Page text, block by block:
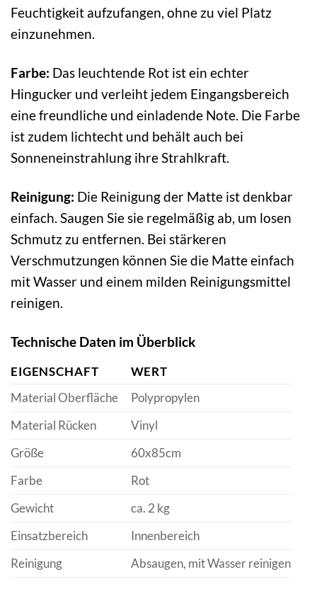
Feuchtigkeit aufzufangen, ohne zu viel Platz
einzunehmen.
Farbe: Das leuchtende Rot ist ein echter
Hingucker und verleiht jedem Eingangsbereich
eine freundliche und einladende Note. Die Farbe
ist zudem lichtecht und behält auch bei
Sonneneinstrahlung ihre Strahlkraft.
Reinigung: Die Reinigung der Matte ist denkbar
einfach. Saugen Sie sie regelmäßig ab, um losen
Schmutz zu entfernen. Bei stärkeren
Verschmutzungen können Sie die Matte einfach
mit Wasser und einem milden Reinigungsmittel
reinigen.
Technische Daten im Überblick
EIGENSCHAFT
WERT
Material Oberfläche
Polypropylen
Material Rücken
Vinyl
Größe
60x85cm
Farbe
Rot
Gewicht
ca. 2 kg
Einsatzbereich
Innenbereich
Reinigung
Absaugen, mit Wasser reinigen